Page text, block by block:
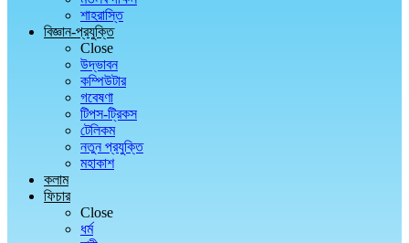
শাহরাস্তি
বিজ্ঞান-প্রযুক্তি
Close
উদ্ভাবন
কম্পিউটার
গবেষণা
টিপস-ট্রিকস
টেলিকম
নতুন প্রযুক্তি
মহাকাশ
কলাম
ফিচার
Close
ধর্ম